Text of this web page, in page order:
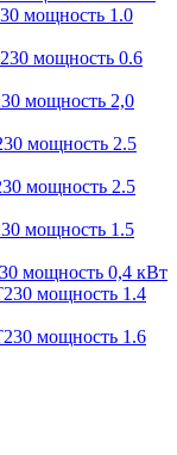
мощность 1.0
мощность 0.6
мощность 2,0
мощность 2.5
мощность 2.5
мощность 1.5
мощность 0,4 кВт
мощность 1.4
мощность 1.6